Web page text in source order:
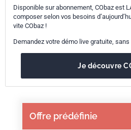
Offre prédéfinie
Disponible sur abonnement, CObaz est
composer selon vos besoins
vite CObaz !
Demandez votre démo live gratuite,
Je découvre